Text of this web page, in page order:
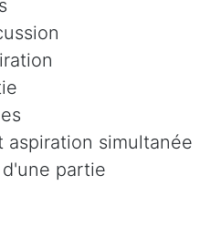
simultanée
partie